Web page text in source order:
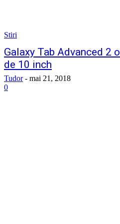
Stiri
Galaxy Tab Advanced 2
de 10 inch
Tudor - mai 21, 2018
0